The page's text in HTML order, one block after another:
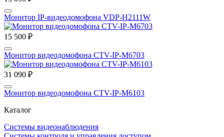
Монитор IP-видеодомофона VDP-H2111W
15 500 ₽
Монитор видеодомофона CTV-IP-M6703
31 090 ₽
Монитор видеодомофона CTV-IP-M6103
Каталог
Системы видеонаблюдения